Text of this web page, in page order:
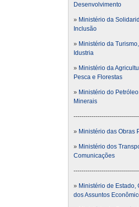
Desenvolvimento
» Ministério da
Inclusão
» Ministério da
Idustria
» Ministério da
Pesca e Florestas
» Ministério do
Minerais
» Ministério das Obras
» Ministério dos
Comunicações
» Ministério de Estado,
dos Assuntos